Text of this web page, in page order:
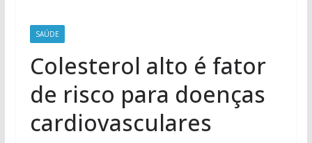
SAÚDE
Colesterol alto é fator
de risco para doenças
cardiovasculares